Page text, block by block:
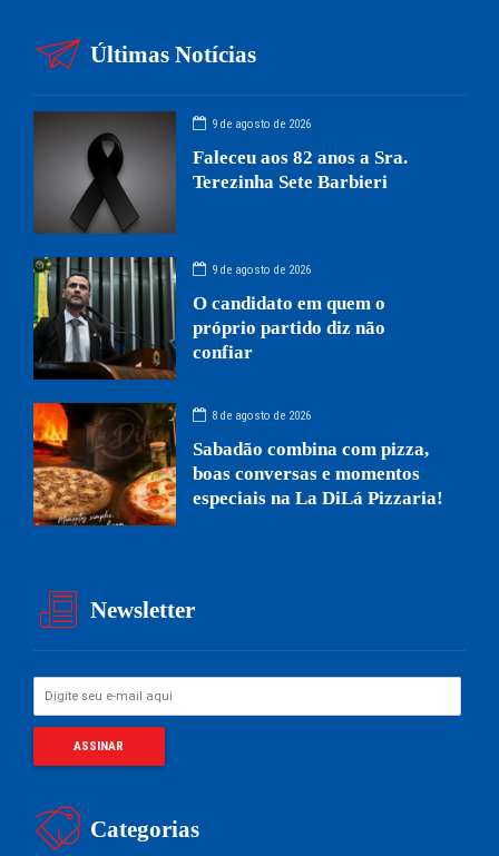
Últimas Notícias
9 de agosto de 2026
Faleceu aos 82 anos a Sra.
Terezinha Sete Barbieri
9 de agosto de 2026
O candidato em quem o
próprio partido diz não
confiar
8 de agosto de 2026
Sabadão combina com pizza,
boas conversas e momentos
especiais na La DiLá Pizzaria!
Newsletter
Categorias